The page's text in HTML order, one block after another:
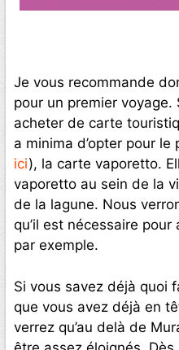
Je vous recommande
pour un premier voyage.
acheter de carte
a minima d’opter pour le
ici), la carte vaporetto.
vaporetto au sein de la
de la lagune. Nous
qu’il est nécessaire
par exemple.
Si vous savez déjà quoi
que vous avez déjà en
verrez qu’au delà de